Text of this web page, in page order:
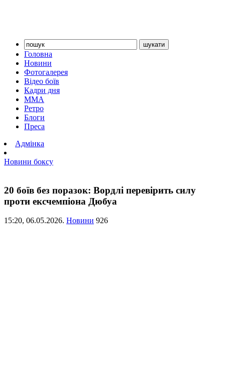
Головна
Новини
Фотогалерея
Відео боїв
Кадри дня
ММА
Ретро
Блоги
Преса
Адмінка
Новини боксу
20 боїв без поразок: Вордлі перевірить силу
проти ексчемпіона Дюбуа
15:20, 06.05.2026. Новини 926